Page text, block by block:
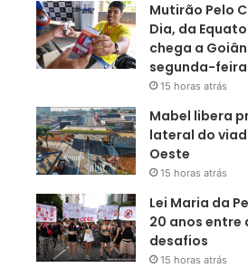
Mutirão Pelo
Dia, da
chega a
segunda-feira
15 horas atrás
Mabel libera
lateral do
Oeste
15 horas atrás
Lei Maria da
20 anos entre
desafios
15 horas atrás